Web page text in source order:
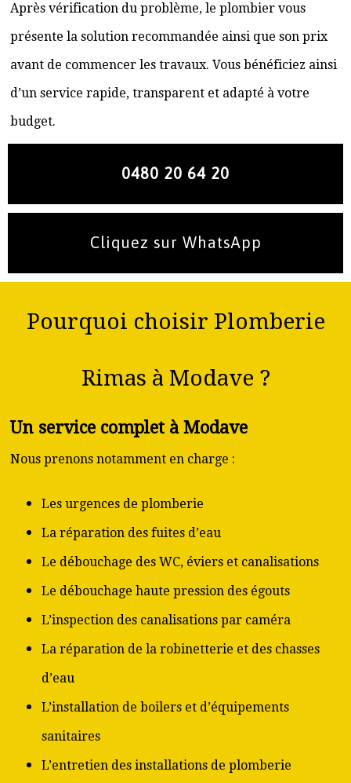
Après vérification du problème, le plombier vous
présente la solution recommandée ainsi que son prix
avant de commencer les travaux. Vous bénéficiez ainsi
d’un service rapide, transparent et adapté à votre
budget.
0480 20 64 20
Cliquez sur WhatsApp
Pourquoi choisir Plomberie
Rimas à Modave ?
Un service complet à Modave
Nous prenons notamment en charge :
Les urgences de plomberie
La réparation des fuites d’eau
Le débouchage des WC, éviers et canalisations
Le débouchage haute pression des égouts
L’inspection des canalisations par caméra
La réparation de la robinetterie et des chasses
d’eau
L’installation de boilers et d’équipements
sanitaires
L’entretien des installations de plomberie